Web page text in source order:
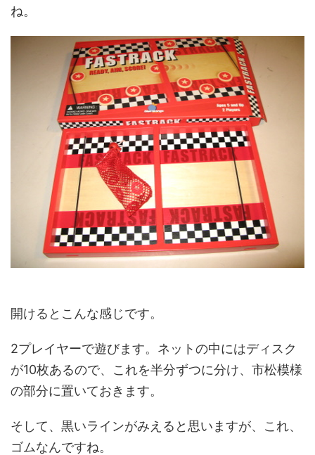
ね。
開けるとこんな感じです。
2プレイヤーで遊びます。ネットの中にはディスク
が10枚あるので、これを半分ずつに分け、市松模様
の部分に置いておきます。
そして、黒いラインがみえると思いますが、これ、
ゴムなんですね。